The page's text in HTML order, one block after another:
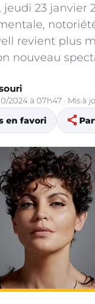
23 janvier
revient plus
nouveau
2024 à 07h47 · Mis à
en favori share